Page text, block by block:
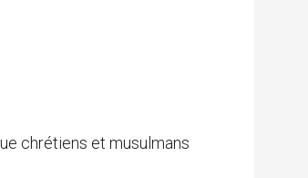
chrétiens et musulmans